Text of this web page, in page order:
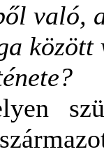
való,